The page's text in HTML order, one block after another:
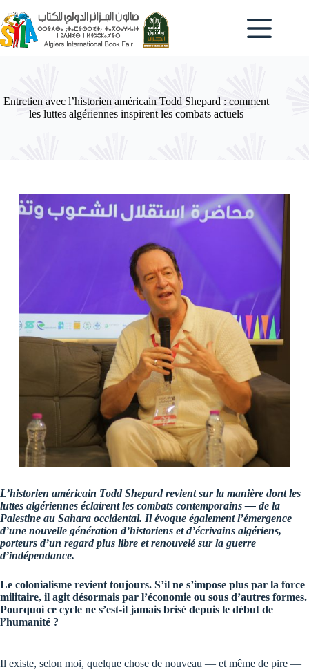
au
contenu
Entretien avec l’historien américain Todd Shepard : comment
les luttes algériennes inspirent les combats actuels
L’historien américain Todd Shepard revient sur la manière dont les
luttes algériennes éclairent les combats contemporains — de la
Palestine au Sahara occidental. Il évoque également l’émergence
d’une nouvelle génération d’historiens et d’écrivains algériens,
porteurs d’un regard plus libre et renouvelé sur la guerre
d’indépendance.
Le colonialisme revient toujours. S’il ne s’impose plus par la force
militaire, il agit désormais par l’économie ou sous d’autres formes.
Pourquoi ce cycle ne s’est-il jamais brisé depuis le début de
l’humanité ?
Il existe, selon moi, quelque chose de nouveau — et même de pire —